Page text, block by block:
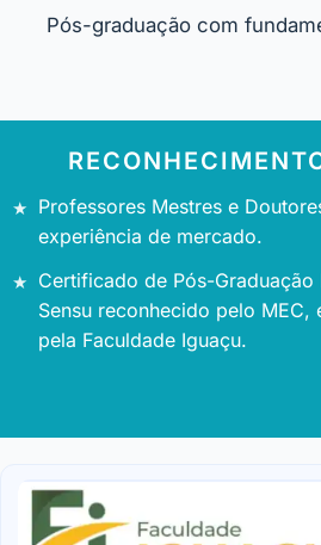
Pós-graduação com
Professores Mestres e
experiência de mercado.
Certificado de Pós-Graduação
Sensu reconhecido pelo MEC,
pela Faculdade Iguaçu.